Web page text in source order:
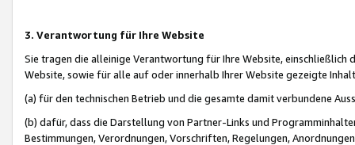
3. Verantwortung für Ihre Website
Sie tragen die alleinige Verantwortung für Ihre Website,
Website, sowie für alle auf oder innerhalb Ihrer Website gezeigte
(a) für den technischen Betrieb und die gesamte damit verbundene
(b) dafür, dass die Darstellung von Partner-Links und
Bestimmungen, Verordnungen, Vorschriften, Regelungen,